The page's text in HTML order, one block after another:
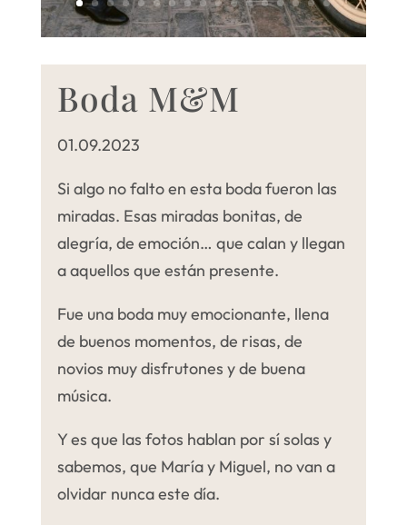
Boda M&M
01.09.2023
Si algo no falto en esta boda fueron las
miradas. Esas miradas bonitas, de
alegría, de emoción… que calan y llegan
a aquellos que están presente.
Fue una boda muy emocionante, llena
de buenos momentos, de risas, de
novios muy disfrutones y de buena
música.
Y es que las fotos hablan por sí solas y
sabemos, que María y Miguel, no van a
olvidar nunca este día.